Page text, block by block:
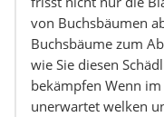
von Buchsbäumen
Buchsbäume zum
wie Sie diesen
bekämpfen Wenn
unerwartet welken